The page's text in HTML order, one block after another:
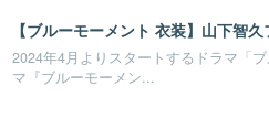
【ブルーモーメント 衣装】山下智
2024年4月よりスタートするドラマ「
マ『ブルーモーメン...